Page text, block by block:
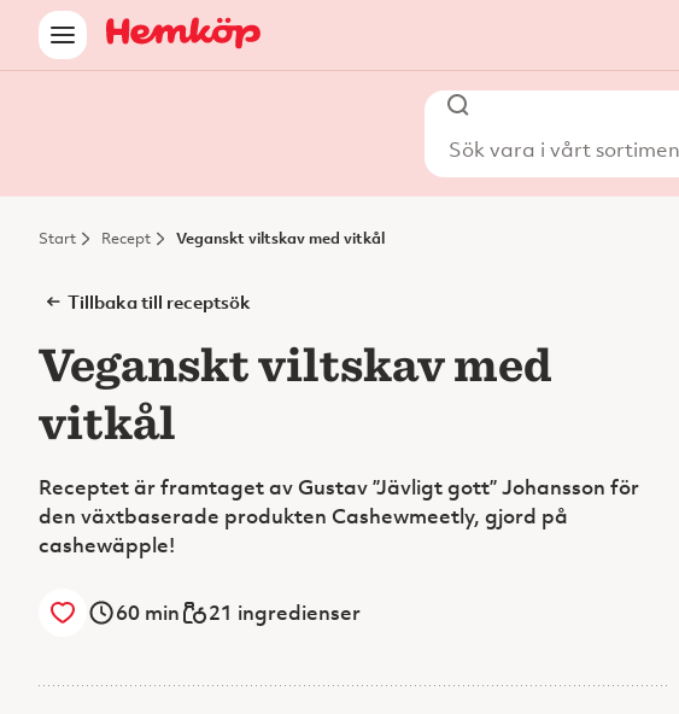
Start Recept Veganskt viltskav med vitkål
Tillbaka till receptsök
Veganskt viltskav med
vitkål
Receptet är framtaget av Gustav ”Jävligt gott” Johansson för
den växtbaserade produkten Cashewmeetly, gjord på
cashewäpple!
60 min 21 ingredienser